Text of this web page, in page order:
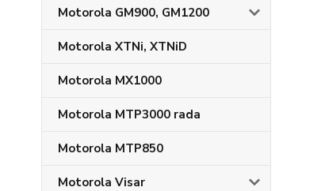
Motorola GM900, GM1200
Motorola XTNi, XTNiD
Motorola MX1000
Motorola MTP3000 rada
Motorola MTP850
Motorola Visar